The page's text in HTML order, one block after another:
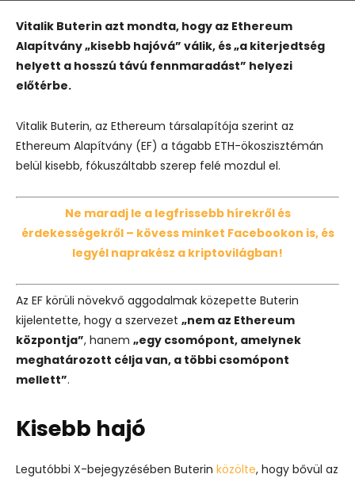
Vitalik Buterin azt mondta, hogy az Ethereum
Alapítvány „kisebb hajóvá” válik, és „a kiterjedtség
helyett a hosszú távú fennmaradást” helyezi
előtérbe.
Vitalik Buterin, az Ethereum társalapítója szerint az
Ethereum Alapítvány (EF) a tágabb ETH-ökoszisztémán
belül kisebb, fókuszáltabb szerep felé mozdul el.
Ne maradj le a legfrissebb hírekről és
érdekességekről – kövess minket Facebookon is, és
legyél naprakész a kriptovilágban!
Az EF körüli növekvő aggodalmak közepette Buterin
kijelentette, hogy a szervezet „nem az Ethereum
központja”, hanem „egy csomópont, amelynek
meghatározott célja van, a többi csomópont
mellett”.
Kisebb hajó
Legutóbbi X-bejegyzésében Buterin közölte, hogy bővül az